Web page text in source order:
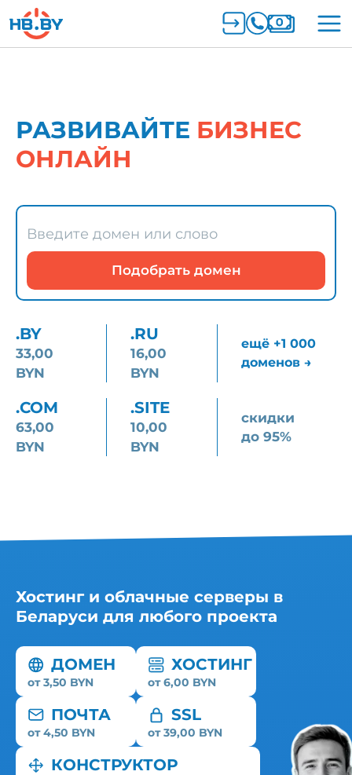
РАЗВИВАЙТЕ БИЗНЕС
ОНЛАЙН
.BY
33,00
BYN
.RU
16,00
BYN
.COM
63,00
BYN
.SITE
10,00
BYN
скидки
до 95%
ещё +1 000
доменов →
Хостинг и облачные серверы в
Беларуси для любого проекта
ДОМЕН
от 3,50 BYN
ПОЧТА
от 4,50 BYN
ХОСТИНГ
от 6,00 BYN
SSL
от 39,00 BYN
КОНСТРУКТОР